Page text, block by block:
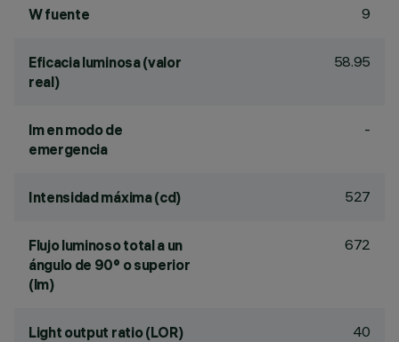
W fuente 9
Eficacia luminosa (valor
real)
58.95
lm en modo de
emergencia
-
Intensidad máxima (cd) 527
Flujo luminoso total a un
ángulo de 90° o superior
(lm)
672
Light output ratio (LOR) 40